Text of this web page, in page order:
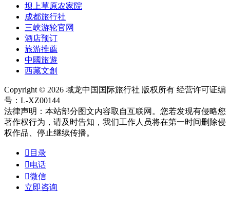
坝上草原农家院
成都旅行社
三峡游轮官网
酒店预订
旅游推薦
中國旅遊
西藏文創
Copyright © 2026 域龙中国国际旅行社 版权所有 经营许可证编
号：L-XZ00144
法律声明：本站部分图文内容取自互联网。您若发现有侵略您
著作权行为，请及时告知，我们工作人员将在第一时间删除侵
权作品、停止继续传播。
 目录
电话
微信
立即咨询